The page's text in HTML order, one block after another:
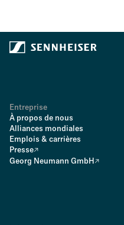
Entreprise
À propos de nous
Alliances mondiales
Emplois & carrières
Presse
Georg Neumann GmbH